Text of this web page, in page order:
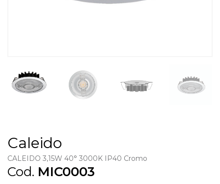
Caleido
CALEIDO 3,15W 40° 3000K IP40 Cromo
Cod. MIC0003